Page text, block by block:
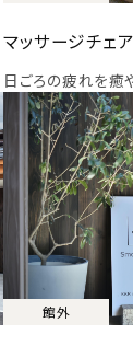
マッサージチェア
日ごろの疲れを癒
館外